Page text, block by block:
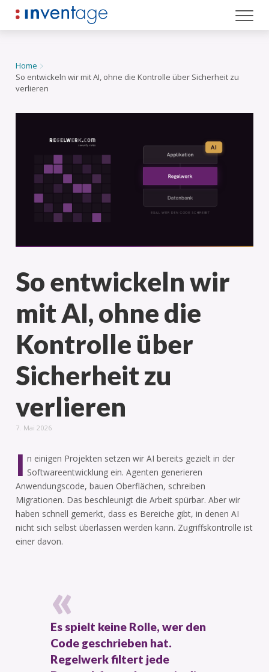
Home
So entwickeln wir mit AI, ohne die Kontrolle über Sicherheit zu
verlieren
So entwickeln wir
mit AI, ohne die
Kontrolle über
Sicherheit zu
verlieren
7. Mai 2026
I n einigen Projekten setzen wir AI bereits gezielt in der
Softwareentwicklung ein. Agenten generieren
Anwendungscode, bauen Oberflächen, schreiben
Migrationen. Das beschleunigt die Arbeit spürbar. Aber wir
haben schnell gemerkt, dass es Bereiche gibt, in denen AI
nicht sich selbst überlassen werden kann. Zugriffskontrolle ist
einer davon.
Es spielt keine Rolle, wer den
Code geschrieben hat.
Regelwerk filtert jede